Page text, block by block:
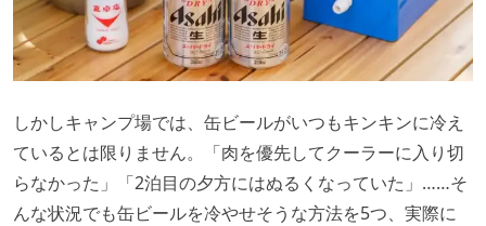
しかしキャンプ場では、缶ビールがいつもキンキンに冷え
ているとは限りません。「肉を優先してクーラーに入り切
らなかった」「2泊目の夕方にはぬるくなっていた」……そ
んな状況でも缶ビールを冷やせそうな方法を5つ、実際に